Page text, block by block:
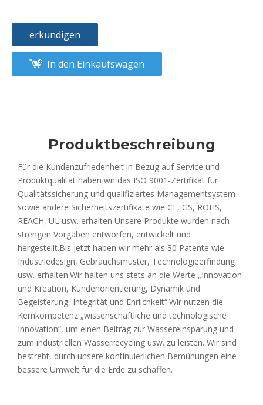
erkundigen
In den Einkaufswagen
Produktbeschreibung
Für die Kundenzufriedenheit in Bezug auf Service und
Produktqualität haben wir das ISO 9001-Zertifikat für
Qualitätssicherung und qualifiziertes Managementsystem
sowie andere Sicherheitszertifikate wie CE, GS, ROHS,
REACH, UL usw. erhalten Unsere Produkte wurden nach
strengen Vorgaben entworfen, entwickelt und
hergestellt.Bis jetzt haben wir mehr als 30 Patente wie
Industriedesign, Gebrauchsmuster, Technologieerfindung
usw. erhalten.Wir halten uns stets an die Werte „Innovation
und Kreation, Kundenorientierung, Dynamik und
Begeisterung, Integrität und Ehrlichkeit“.Wir nutzen die
Kernkompetenz „wissenschaftliche und technologische
Innovation“, um einen Beitrag zur Wassereinsparung und
zum industriellen Wasserrecycling usw. zu leisten. Wir sind
bestrebt, durch unsere kontinuierlichen Bemühungen eine
bessere Umwelt für die Erde zu schaffen.